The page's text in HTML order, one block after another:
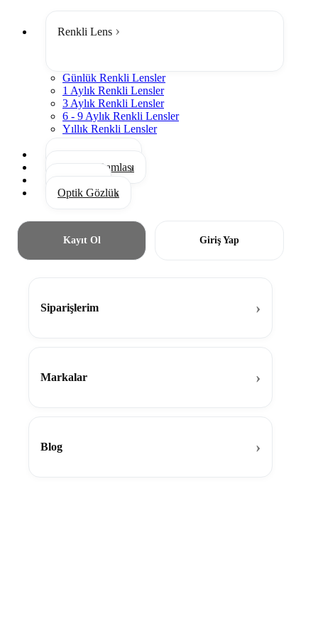
Renkli Lens
Günlük Renkli Lensler
1 Aylık Renkli Lensler
3 Aylık Renkli Lensler
6 - 9 Aylık Renkli Lensler
Yıllık Renkli Lensler
Gözyaşı Damlası
Optik Gözlük
Kayıt Ol Giriş Yap
Siparişlerim
Markalar
Blog